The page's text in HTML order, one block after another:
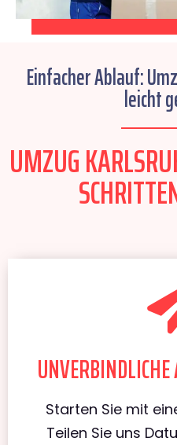
Einfacher Ablauf:
leicht
UMZUG
Starten Sie mit
Teilen Sie uns